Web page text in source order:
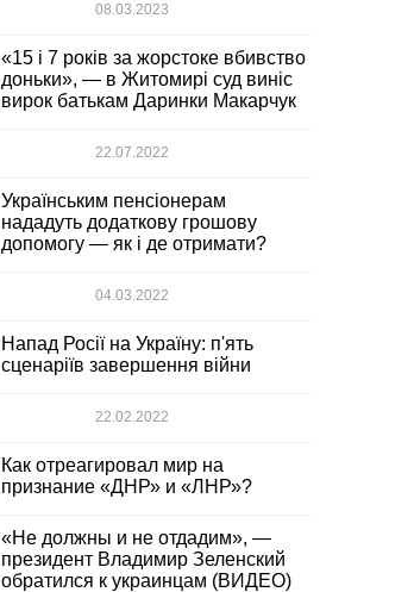
08.03.2023
«15 і 7 років за жорстоке вбивство
доньки», — в Житомирі суд виніс
вирок батькам Даринки Макарчук
22.07.2022
Українським пенсіонерам
нададуть додаткову грошову
допомогу — як і де отримати?
04.03.2022
Напад Росії на Україну: п'ять
сценаріїв завершення війни
22.02.2022
Как отреагировал мир на
признание «ДНР» и «ЛНР»?
«Не должны и не отдадим», —
президент Владимир Зеленский
обратился к украинцам (ВИДЕО)